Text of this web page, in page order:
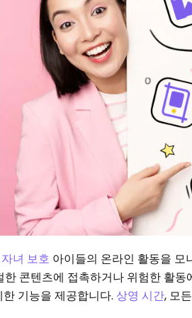
자녀 보호 아이들의 온라인 활동을 모
한 콘텐츠에 접촉하거나 위험한 활
기능을 제공합니다. 상영 시간, 모